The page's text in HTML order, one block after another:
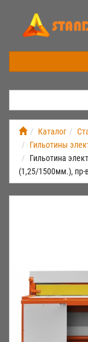
НОВИНКИ
Каталог
Гильотины
Гильотина
(1,25/1500мм.),